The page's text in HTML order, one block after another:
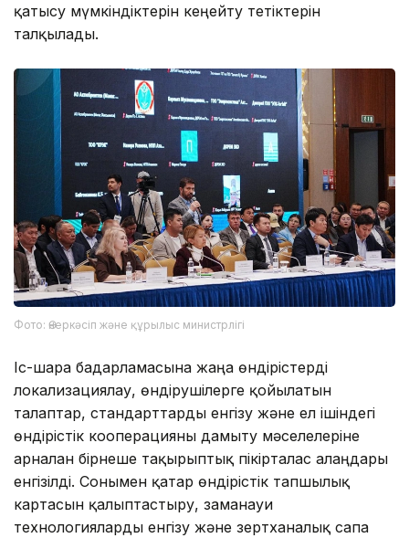
қатысу мүмкіндіктерін кеңейту тетіктерін
талқылады.
Фото: Өнеркәсіп және құрылыс министрлігі
Іс-шара бағдарламасына жаңа өндірістерді
локализациялау, өндірушілерге қойылатын
талаптар, стандарттарды енгізу және ел ішіндегі
өндірістік кооперацияны дамыту мәселелеріне
арналған бірнеше тақырыптық пікірталас алаңдары
енгізілді. Сонымен қатар өндірістік тапшылық
картасын қалыптастыру, заманауи
технологияларды енгізу және зертханалық сапа